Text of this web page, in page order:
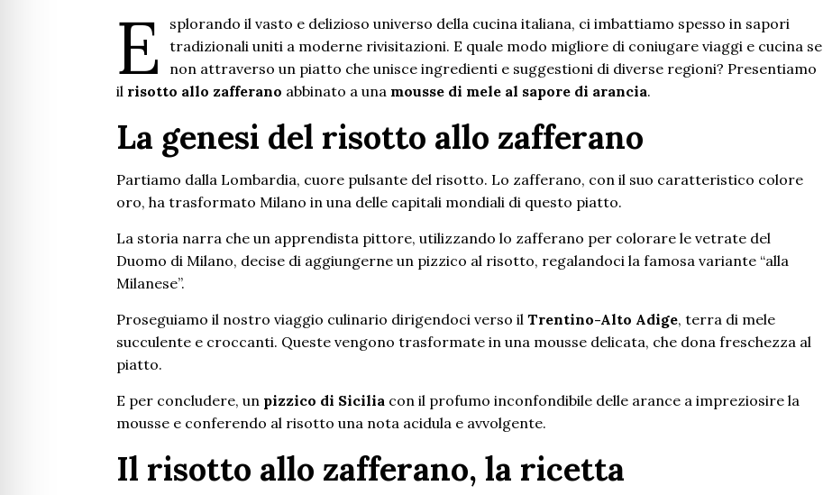
E
splorando il vasto e delizioso universo della cucina italiana, ci imbattiamo spesso in sapori
tradizionali uniti a moderne rivisitazioni. E quale modo migliore di coniugare viaggi e cucina se
non attraverso un piatto che unisce ingredienti e suggestioni di diverse regioni? Presentiamo
il risotto allo zafferano abbinato a una mousse di mele al sapore di arancia.
La genesi del risotto allo zafferano
Partiamo dalla Lombardia, cuore pulsante del risotto. Lo zafferano, con il suo caratteristico colore
oro, ha trasformato Milano in una delle capitali mondiali di questo piatto.
La storia narra che un apprendista pittore, utilizzando lo zafferano per colorare le vetrate del
Duomo di Milano, decise di aggiungerne un pizzico al risotto, regalandoci la famosa variante “alla
Milanese”.
Proseguiamo il nostro viaggio culinario dirigendoci verso il Trentino-Alto Adige, terra di mele
succulente e croccanti. Queste vengono trasformate in una mousse delicata, che dona freschezza al
piatto.
E per concludere, un pizzico di Sicilia con il profumo inconfondibile delle arance a impreziosire la
mousse e conferendo al risotto una nota acidula e avvolgente.
Il risotto allo zafferano, la ricetta